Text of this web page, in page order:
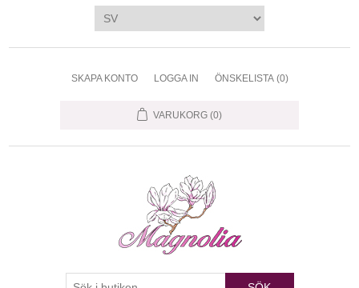
SKAPA KONTO LOGGA IN ÖNSKELISTA (0)
VARUKORG (0)